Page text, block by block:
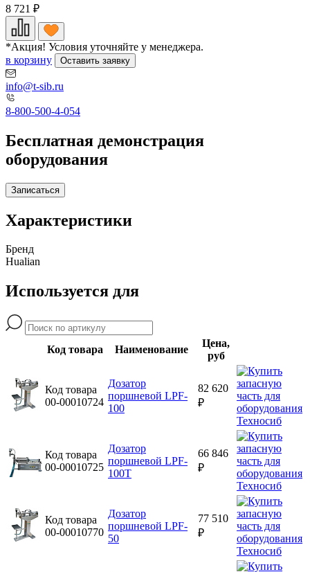
8 721 ₽
*Акция! Условия уточняйте у менеджера.
в корзину
Оставить заявку
info@t-sib.ru
8-800-500-4-054
Бесплатная демонстрация
оборудования
Записаться
Характеристики
Бренд
Hualian
Используется для
Код товара Наименование
Цена,
руб
Код товара
00-00010724
Дозатор
поршневой LPF-
100
82 620
₽
Код товара
00-00010725
Дозатор
поршневой LPF-
100T
66 846
₽
Код товара
00-00010770
Дозатор
поршневой LPF-
50
77 510
₽